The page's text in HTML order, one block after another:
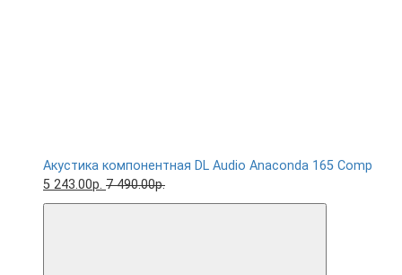
Акустика компонентная DL Audio Anaconda 165 Comp
5 243.00р. 7 490.00р.